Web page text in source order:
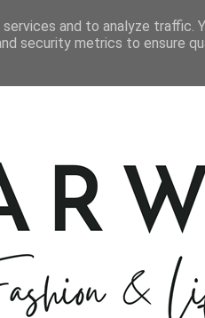
KOSMETYKI
and to analyze traffic.
security metrics to ensure